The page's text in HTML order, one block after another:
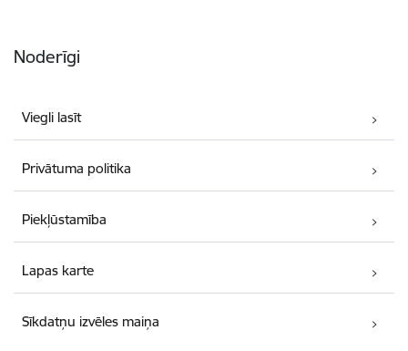
Noderīgi
Viegli lasīt
Privātuma politika
Piekļūstamība
Lapas karte
Sīkdatņu izvēles maiņa